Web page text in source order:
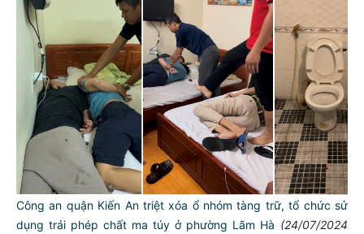
Công an quận Kiến An triệt xóa ổ nhóm tàng trữ, tổ chức sử
dụng trái phép chất ma túy ở phường Lãm Hà (24/07/2024
TƯ CÁCH
NGƯỜI CÔNG AN CÁCH MỆNH LÀ: